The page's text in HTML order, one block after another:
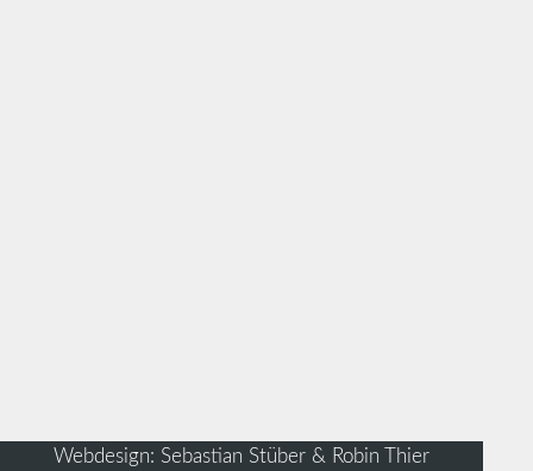
Webdesign: Sebastian Stüber & Robin Thier